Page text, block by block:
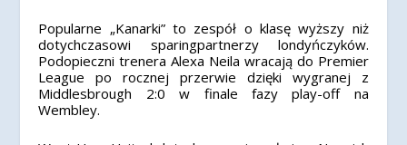
Popularne „Kanarki” to zespół o klasę wyższy niż
dotychczasowi sparingpartnerzy londyńczyków.
Podopieczni trenera Alexa Neila wracają do Premier
League po rocznej przerwie dzięki wygranej z
Middlesbrough 2:0 w finale fazy play-off na
Wembley.